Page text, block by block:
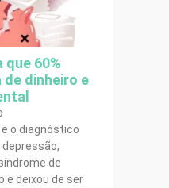
que 60%
dinheiro e
o diagnóstico
de
e deixou de ser